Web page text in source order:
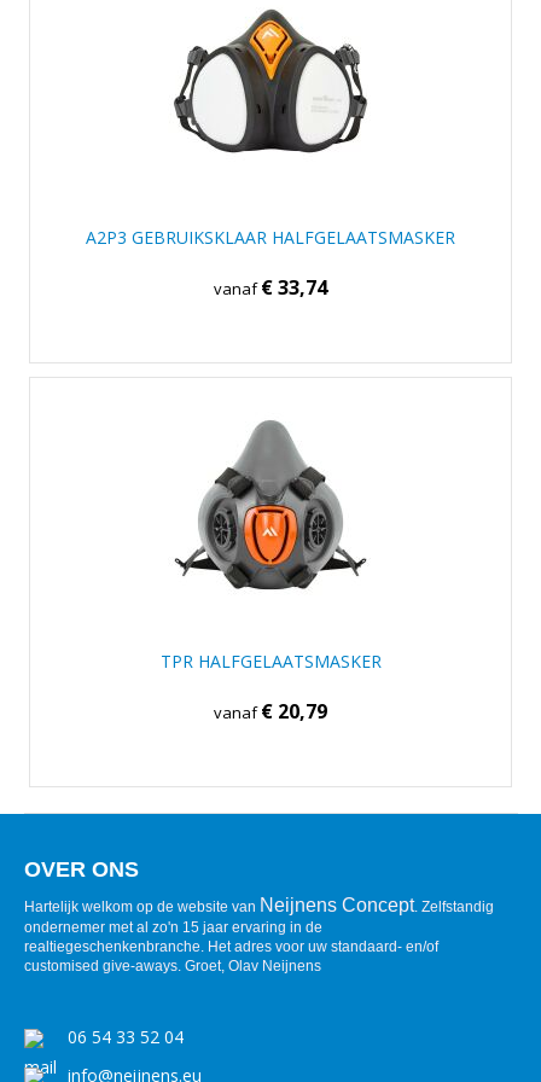
A2P3 GEBRUIKSKLAAR HALFGELAATSMASKER
vanaf€ 33,74
TPR HALFGELAATSMASKER
vanaf€ 20,79
OVER ONS
Hartelijk welkom op de website van Neijnens Concept. Zelfstandig
ondernemer met al zo'n 15 jaar ervaring in de
realtiegeschenkenbranche. Het adres voor uw standaard- en/of
customised give-aways. Groet, Olav Neijnens
06 54 33 52 04
info@neijnens.eu